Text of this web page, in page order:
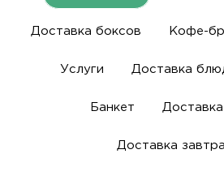
Доставка боксов Кофе-
Услуги Доставка
Банкет
Доставка